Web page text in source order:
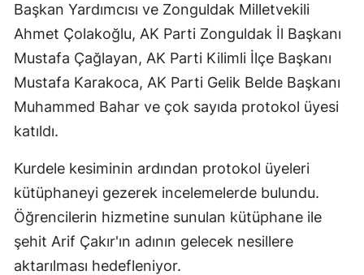
Başkan Yardımcısı ve Zonguldak Milletvekili
Ahmet Çolakoğlu, AK Parti Zonguldak İl Başkanı
Mustafa Çağlayan, AK Parti Kilimli İlçe Başkanı
Mustafa Karakoca, AK Parti Gelik Belde Başkanı
Muhammed Bahar ve çok sayıda protokol üyesi
katıldı.
Kurdele kesiminin ardından protokol üyeleri
kütüphaneyi gezerek incelemelerde bulundu.
Öğrencilerin hizmetine sunulan kütüphane ile
şehit Arif Çakır'ın adının gelecek nesillere
aktarılması hedefleniyor.